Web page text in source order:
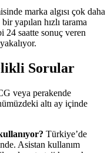
marka algısı çok daha
yapılan hızlı tarama
24 saatte sonuç veren
Sorular
veya perakende
altı ay içinde
Türkiye’de
Asistan kullanım